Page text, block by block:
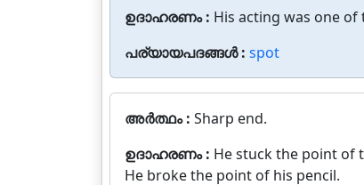
ഉദാഹരണം : His acting was one
പര്യായപദങ്ങൾ : spot
അർത്ഥം : Sharp end.
ഉദാഹരണം : He stuck the point of
He broke the point of his pencil.